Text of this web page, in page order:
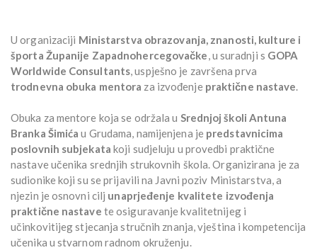
U organizaciji Ministarstva obrazovanja, znanosti, kulture i
športa Županije Zapadnohercegovačke, u suradnji s GOPA
Worldwide Consultants, uspješno je završena prva
trodnevna obuka mentora za izvođenje praktične nastave.
Obuka za mentore koja se održala u Srednjoj školi Antuna
Branka Šimića u Grudama, namijenjena je predstavnicima
poslovnih subjekata koji sudjeluju u provedbi praktične
nastave učenika srednjih strukovnih škola. Organizirana je za
sudionike koji su se prijavili na Javni poziv Ministarstva, a
njezin je osnovni cilj unaprjeđenje kvalitete izvođenja
praktične nastave te osiguravanje kvalitetnijeg i
učinkovitijeg stjecanja stručnih znanja, vještina i kompetencija
učenika u stvarnom radnom okruženju.